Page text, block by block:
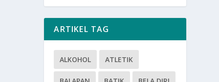
ARTIKEL TAG
ALKOHOL ATLETIK